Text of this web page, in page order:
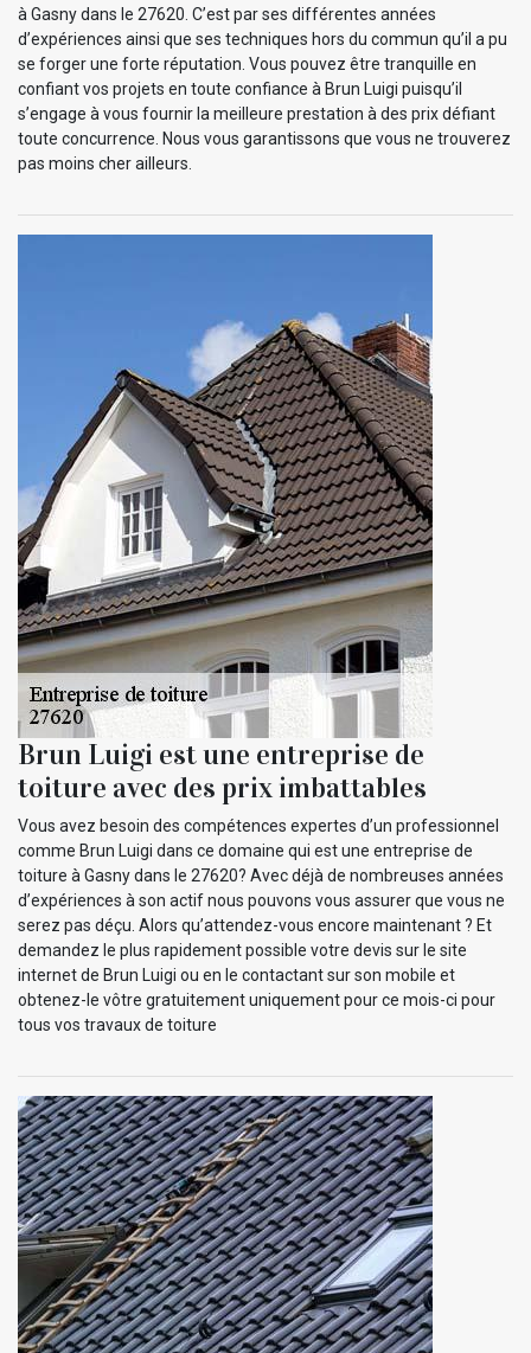
à Gasny dans le 27620. C’est par ses différentes années
d’expériences ainsi que ses techniques hors du commun qu’il a pu
se forger une forte réputation. Vous pouvez être tranquille en
confiant vos projets en toute confiance à Brun Luigi puisqu’il
s’engage à vous fournir la meilleure prestation à des prix défiant
toute concurrence. Nous vous garantissons que vous ne trouverez
pas moins cher ailleurs.
Brun Luigi est une entreprise de
toiture avec des prix imbattables
Vous avez besoin des compétences expertes d’un professionnel
comme Brun Luigi dans ce domaine qui est une entreprise de
toiture à Gasny dans le 27620? Avec déjà de nombreuses années
d’expériences à son actif nous pouvons vous assurer que vous ne
serez pas déçu. Alors qu’attendez-vous encore maintenant ? Et
demandez le plus rapidement possible votre devis sur le site
internet de Brun Luigi ou en le contactant sur son mobile et
obtenez-le vôtre gratuitement uniquement pour ce mois-ci pour
tous vos travaux de toiture